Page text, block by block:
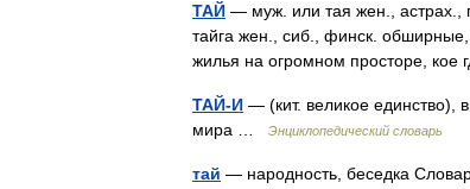
ТАЙ — муж. или тая жен., астрах.,
тайга жен., сиб., финск.
жилья на огромном просторе,
ТАЙ-И — (кит. великое единство),
мира …
Энциклопедический словарь
тай — народность, беседка